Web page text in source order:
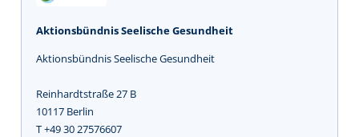
Aktionsbündnis Seelische Gesundheit
Aktionsbündnis Seelische Gesundheit
Reinhardtstraße 27 B
10117 Berlin
T +49 30 27576607